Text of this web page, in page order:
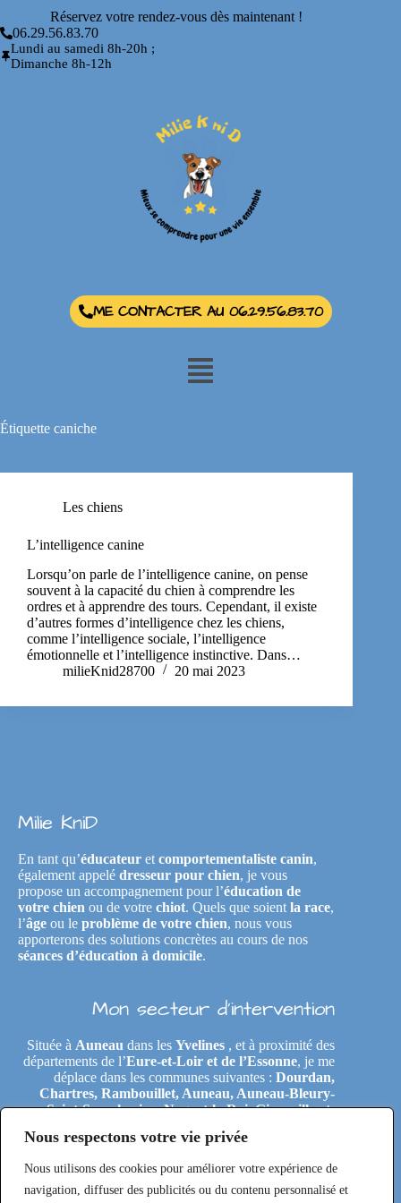
Nous respectons votre vie privée
Nous utilisons des cookies pour améliorer votre expérience de
navigation, diffuser des publicités ou du contenu personnalisé et
Réservez votre rendez-vous dès maintenant !
06.29.56.83.70
Lundi au samedi 8h-20h ;
Dimanche 8h-12h
ME CONTACTER AU 06.29.56.83.70
Étiquette caniche
Les chiens
L’intelligence canine
Lorsqu’on parle de l’intelligence canine, on pense
souvent à la capacité du chien à comprendre les
ordres et à apprendre des tours. Cependant, il existe
d’autres formes d’intelligence chez les chiens,
comme l’intelligence sociale, l’intelligence
émotionnelle et l’intelligence instinctive. Dans…
milieKnid28700
20 mai 2023
Milie KniD
En tant qu’éducateur et comportementaliste canin,
également appelé dresseur pour chien, je vous
propose un accompagnement pour l’éducation de
votre chien ou de votre chiot. Quels que soient la race,
l’âge ou le problème de votre chien, nous vous
apporterons des solutions concrètes au cours de nos
séances d’éducation à domicile.
Mon secteur d’intervention
Située à Auneau dans lesYvelines , et à proximité des
départements de l’Eure-et-Loir et de l’Essonne, je me
déplace dans les communes suivantes :Dourdan,
Chartres, Rambouillet, Auneau, Auneau-Bleury-
Saint-Symphorien, Nogent-le-Roi, Gironville-et-
Maintenon, Épernon, Le Perray-en-Yvelines,
Saint-Arnoult-en-Yvelines, Étréchy, Morigny-
Champigny, Saclas, Toury, Eole-en-Beauce, Les